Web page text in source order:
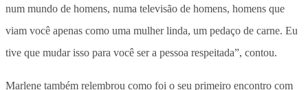
num mundo de homens, numa televisão de homens, homens que
viam você apenas como uma mulher linda, um pedaço de carne. Eu
tive que mudar isso para você ser a pessoa respeitada”, contou.
Marlene também relembrou como foi o seu primeiro encontro com